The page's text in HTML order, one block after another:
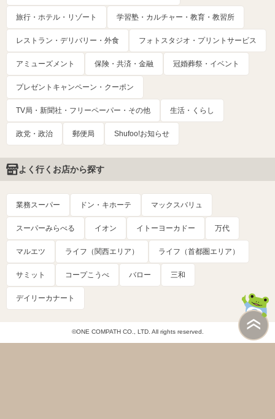
旅行・ホテル・リゾート 学習塾・カルチャー・教育・教習所
レストラン・デリバリー・外食 フォトスタジオ・プリントサービス
アミューズメント 保険・共済・金融 冠婚葬祭・イベント
プレゼントキャンペーン・クーポン
TV局・新聞社・フリーペーパー・その他 生活・くらし
政党・政治 郵便局 Shufoo!お知らせ
よく行くお店から探す
業務スーパー ドン・キホーテ マックスバリュ
スーパーみらべる イオン イトーヨーカドー 万代
マルエツ ライフ（関西エリア） ライフ（首都圏エリア）
サミット コープこうべ バロー 三和
デイリーカナート
©ONE COMPATH CO., LTD. All rights reserved.